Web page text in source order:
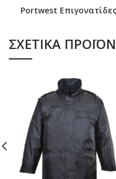
Portwest Επιγονατίδες
ΣΧΕΤΙΚΆ